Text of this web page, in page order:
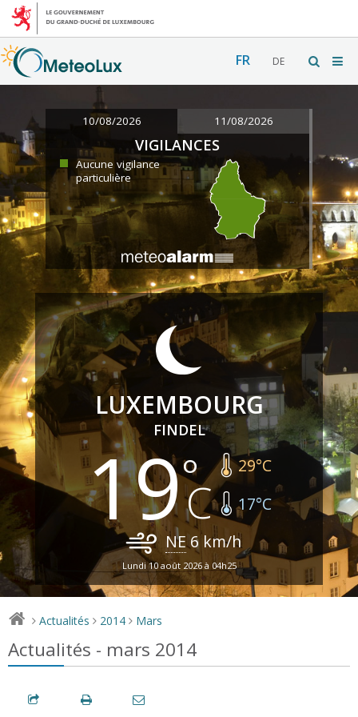
FR DE
10/08/2026 11/08/2026
VIGILANCES
Aucune vigilance
particulière
LUXEMBOURG
FINDEL
19 29°C
17°C
NE6 km/h
Lundi 10 août 2026 à 04h25
> Actualités > 2014 > Mars
Actualités - mars 2014